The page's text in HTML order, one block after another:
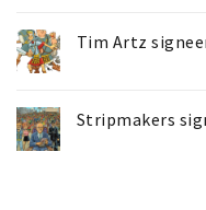
Tim Artz
Stripmakers